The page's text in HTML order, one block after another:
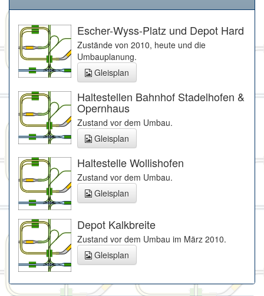
Escher-Wyss-Platz und Depot Hard
Zustände von 2010, heute und die
Umbauplanung.
Gleisplan
Haltestellen Bahnhof Stadelhofen &
Opernhaus
Zustand vor dem Umbau.
Gleisplan
Haltestelle Wollishofen
Zustand vor dem Umbau.
Gleisplan
Depot Kalkbreite
Zustand vor dem Umbau im März 2010.
Gleisplan